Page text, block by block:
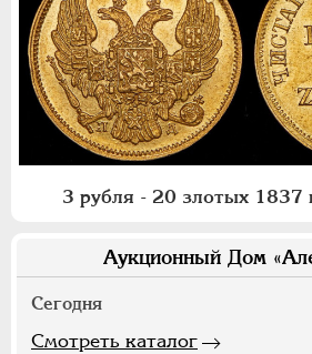
3 рубля - 20 злотых
Аукционный Дом
Сегодня
Смотреть каталог